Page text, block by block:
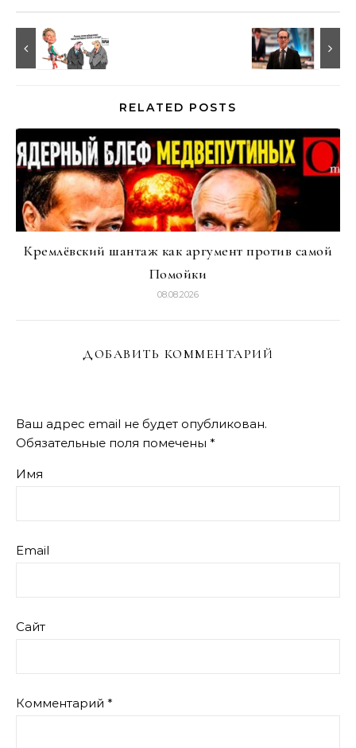
RELATED POSTS
Кремлёвский шантаж как аргумент против самой
Помойки
08.08.2026
ДОБАВИТЬ КОММЕНТАРИЙ
Ваш адрес email не будет опубликован.
Обязательные поля помечены *
Имя
Email
Сайт
Комментарий *